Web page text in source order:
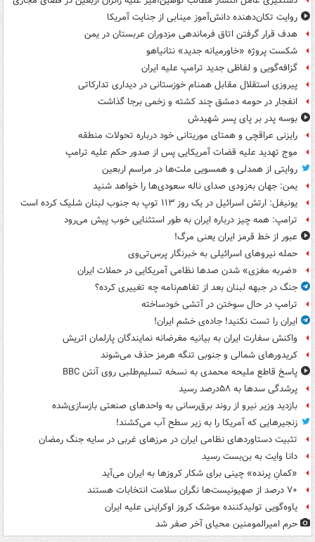
روایت تکان‌دهنده دانش‌آموز مینابی از جنایت آمریکا
هدف قرار گرفتن اتاق‌ فرماندهی مزدوران عربستان در یمن
شکست پروژه «خاورمیانه جدید» نتانیاهو
گزافه‌گویی و لفاظی جدید ترامپ علیه ایران
پیروزی استقلال مقابل همنام خوزستانی در دیداری تدارکاتی
انفجار در حومه دمشق چند کشته و زخمی برجا گذاشت
بوسه‌ پدر بر پای پسر شهیدش
رایزنی عراقچی و همتای موریتانی خود درباره تحولات منطقه
موج تهدید علیه قضات آمریکایی پس از صدور حکم علیه ترامپ
روایتی از همدلی و همسویی ملت‌ها در مراسم اربعین
یمن: جهان به‌زودی صدای ناله سعودی‌ها را خواهد شنید
یونیفل: ارتش اسرائیل در یک روز ۱۱۳ توپ به جنوب لبنان شلیک کرده است
ترامپ: همه چیز درباره ایران به طور استثنایی خوب پیش می‌رود
عبور از خط قرمز ایران یعنی مرگ!
حمله نیروهای اسرائیلی به خبرنگار پرس‌تی‌وی
«ضربه مغزی» شدن صدها نظامی آمریکایی در حملات ایران
جنگ در جبهه لبنان بعد از تفاهم‌نامه چه تغییری کرده؟
ترامپ در حال سوختن در آتشی خودساخته
ایران را تست نکنید! جاده‌ی خشم ایران!
واکنش سفارت ایران به بیانیه مغرضانه نمایندگان پارلمان اتریش
کریدورهای شمالی و جنوبی تنگه هرمز حذف می‌شوند
پاسخ قاطع ملیحه محمدی به نسخه تسلیم‌طلبی روی آنتن BBC
پرشدگی سدها به ۵۸درصد رسید
بازدید وزیر نیرو از روند برق‌رسانی به واحدهای صنعتی بازسازی‌شده
زنجیرهایی که آمریکا را به زیر سطح آب می‌کشند!
تثبیت دستاوردهای نظامی ایران در مرزهای غربی در سایه جنگ رمضان
دانا وایت به بن‌بست رسید
«کمانِ پرنده» چینی برای شکار کروزها به ایران می‌آید
۷۰ درصد از صهیونیست‌ها نگران سلامت انتخابات هستند
یاوه‌گویی تولیدکننده موشک کروز اوکراینی علیه ایران
حرم امیرالمومنین محیای آخر صفر شد